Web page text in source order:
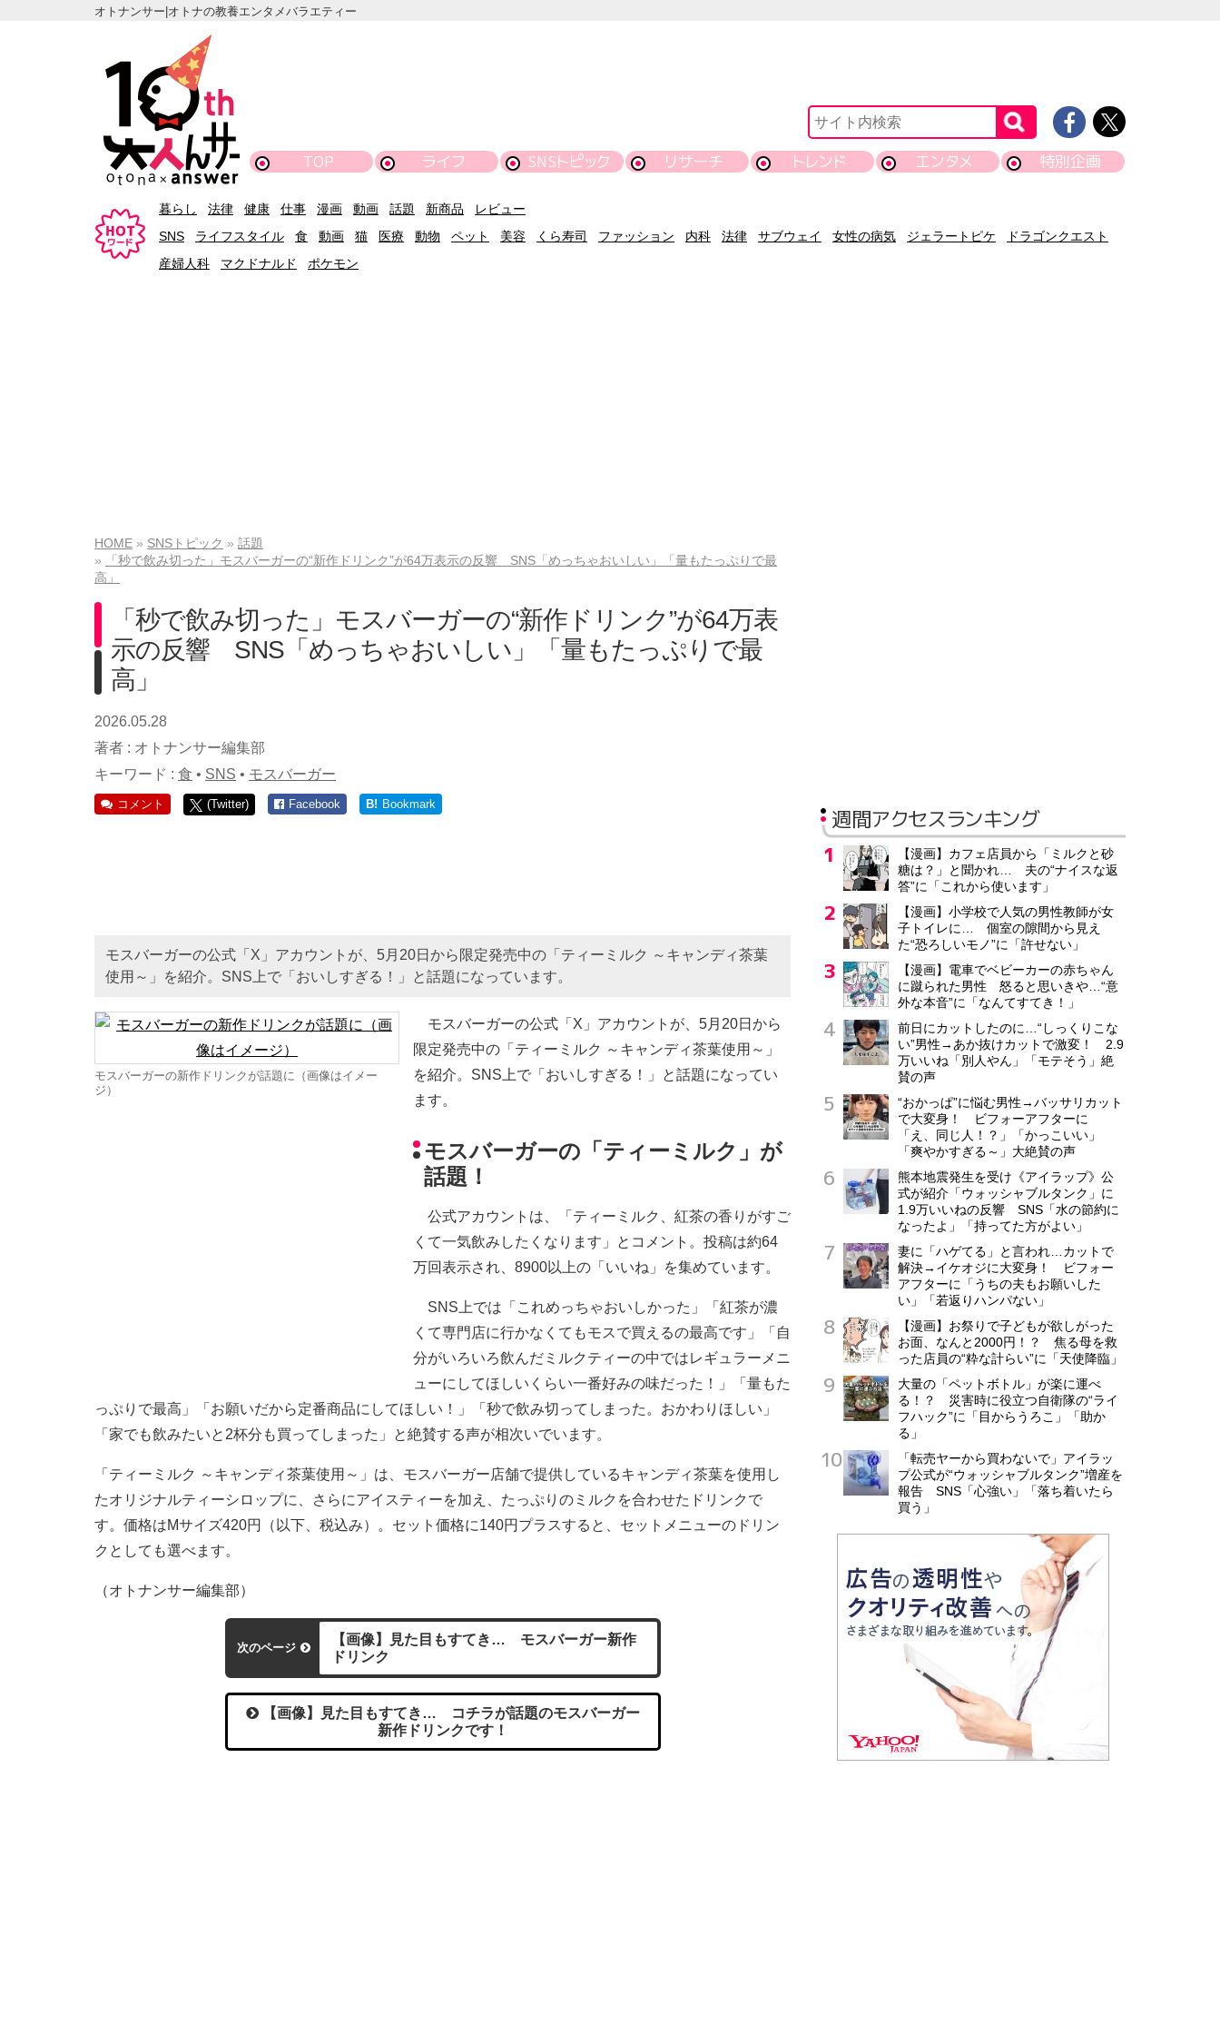
オトナンサー|オトナの教養エンタメバラエティー
TOP ライフ SNSトピック リサーチ トレンド エンタメ 特別企画
暮らし 法律 健康 仕事 漫画 動画 話題 新商品
レビュー
SNS
ライフスタイル 食 動画 猫 医療 動物 ペット 美容 くら寿司 ファッション 内科 法律 サブウェイ 女性の病気 ジェラートピケ
ドラゴンクエスト
産婦人科
マクドナルド ポケモン
HOME SNSトピック
話題
「秒で飲み切った」モスバーガーの“新作ドリンク”が64万表示の反響 SNS「めっちゃおいしい」「量もたっぷりで最
高」
「秒で飲み切った」モスバーガーの“新作ドリンク”が64万表
示の反響 SNS「めっちゃおいしい」「量もたっぷりで最
高」
2026.05.28
著者 : オトナンサー編集部
キーワード : 食 • SNS • モスバーガー
コメント (Twitter) Facebook B! Bookmark
モスバーガーの公式「X」アカウントが、5月20日から限定発売中の「ティーミルク ～キャンディ茶葉
使用～」を紹介。SNS上で「おいしすぎる！」と話題になっています。
モスバーガーの新作ドリンクが話題に（画像はイメー
ジ）
モスバーガーの公式「X」アカウントが、5月20日から
限定発売中の「ティーミルク ～キャンディ茶葉使用～」
を紹介。SNS上で「おいしすぎる！」と話題になってい
ます。
モスバーガーの「ティーミルク」が
話題！
公式アカウントは、「ティーミルク、紅茶の香りがすご
くて一気飲みしたくなります」とコメント。投稿は約64
万回表示され、8900以上の「いいね」を集めています。
SNS上では「これめっちゃおいしかった」「紅茶が濃
くて専門店に行かなくてもモスで買えるの最高です」「自
分がいろいろ飲んだミルクティーの中ではレギュラーメニ
ューにしてほしいくらい一番好みの味だった！」「量もた
っぷりで最高」「お願いだから定番商品にしてほしい！」「秒で飲み切ってしまった。おかわりほしい」
「家でも飲みたいと2杯分も買ってしまった」と絶賛する声が相次いでいます。
「ティーミルク ～キャンディ茶葉使用～」は、モスバーガー店舗で提供しているキャンディ茶葉を使用し
たオリジナルティーシロップに、さらにアイスティーを加え、たっぷりのミルクを合わせたドリンクで
す。価格はMサイズ420円（以下、税込み）。セット価格に140円プラスすると、セットメニューのドリン
クとしても選べます。
（オトナンサー編集部）
次のページ
【画像】見た目もすてき… モスバーガー新作
ドリンク
【画像】見た目もすてき… コチラが話題のモスバーガー
新作ドリンクです！
週間アクセスランキング
【漫画】カフェ店員から「ミルクと砂
糖は？」と聞かれ… 夫の“ナイスな返
答”に「これから使います」
【漫画】小学校で人気の男性教師が女
子トイレに… 個室の隙間から見え
た“恐ろしいモノ”に「許せない」
【漫画】電車でベビーカーの赤ちゃん
に蹴られた男性 怒ると思いきや…“意
外な本音”に「なんてすてき！」
前日にカットしたのに…“しっくりこな
い”男性→あか抜けカットで激変！ 2.9
万いいね「別人やん」「モテそう」絶
賛の声
“おかっぱ”に悩む男性→バッサリカット
で大変身！ ビフォーアフターに
「え、同じ人！？」「かっこいい」
「爽やかすぎる～」大絶賛の声
熊本地震発生を受け《アイラップ》公
式が紹介「ウォッシャブルタンク」に
1.9万いいねの反響 SNS「水の節約に
なったよ」「持ってた方がよい」
妻に「ハゲてる」と言われ…カットで
解決→イケオジに大変身！ ビフォー
アフターに「うちの夫もお願いした
い」「若返りハンパない」
【漫画】お祭りで子どもが欲しがった
お面、なんと2000円！？ 焦る母を救
った店員の“粋な計らい”に「天使降臨」
大量の「ペットボトル」が楽に運べ
る！？ 災害時に役立つ自衛隊の“ライ
フハック”に「目からうろこ」「助か
る」
「転売ヤーから買わないで」アイラッ
プ公式が“ウォッシャブルタンク”増産を
報告 SNS「心強い」「落ち着いたら
買う」